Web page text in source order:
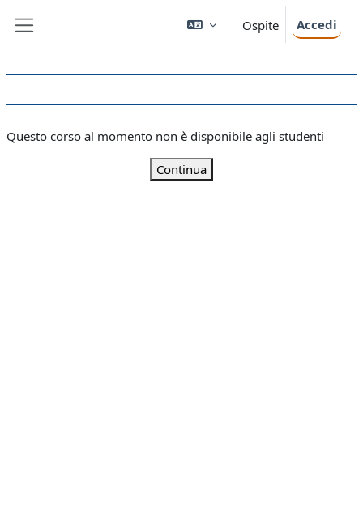
Ospite Accedi
Questo corso al momento non è disponibile agli studenti
Continua